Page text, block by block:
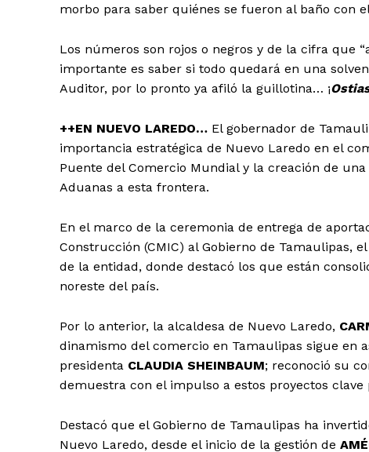
morbo para saber quiénes se fueron al baño con
Los números son rojos o negros y de la cifra que
importante es saber si todo quedará en una
Auditor, por lo pronto ya afiló la guillotina… ¡
++EN NUEVO LAREDO… El gobernador de
importancia estratégica de Nuevo Laredo en el
Puente del Comercio Mundial y la creación de
Aduanas a esta frontera.
En el marco de la ceremonia de entrega de
Construcción (CMIC) al Gobierno de Tamaulipas,
de la entidad, donde destacó los que están
noreste del país.
Por lo anterior, la alcaldesa de Nuevo Laredo,
dinamismo del comercio en Tamaulipas sigue en
presidenta CLAUDIA SHEINBAUM; reconoció su
demuestra con el impulso a estos proyectos
Destacó que el Gobierno de Tamaulipas ha
Nuevo Laredo, desde el inicio de la gestión de